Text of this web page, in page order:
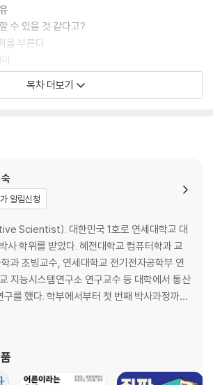
수 있을 것 같다고?
을 부른다
날 수 있다
병, 업무 무기력
상황들
퇴직 쇼크
만 하면 퇴근하고 싶을까?
무기력으로
라고 생각하는 이유
?
기력을 강화한다
개의 인자
강한 이유
행의 위험성
목차 더보기
알림신청
Scientist). 대한민국 1호로 연세대학교 대
사 학위를 받았다. 혜전대학교 컴퓨터학과 교
과 초빙교수, 연세대학교 전기전자공학부 연
지능시스템연구소 연구교수 등 대학에서 통산
를 했다. 학부에서부터 첫 번째 박사과정까지
으나, 인간 마음에 대한 학제적인 연구를 하기
전공했다. 세계 3대 인명사전인 미국 마르퀴즈
무 및 연구소장으로